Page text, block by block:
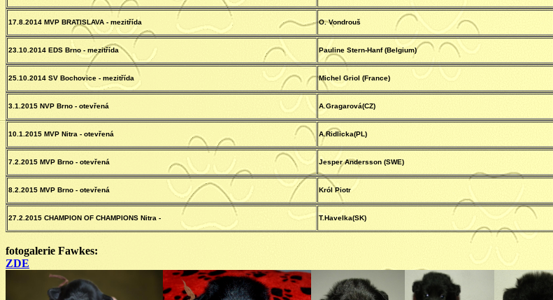
17.8.2014 MVP BRATISLAVA - mezitřída O. Vondrouš
23.10.2014 EDS Brno - mezitřída Pauline Stern-Hanf (Belgium)
25.10.2014 SV Bochovice - mezitřída Michel Griol (France)
3.1.2015 NVP Brno - otevřená A.Gragarová(CZ)
10.1.2015 MVP Nitra - otevřená A.Ridlicka(PL)
7.2.2015 MVP Brno - otevřená Jesper Andersson (SWE)
8.2.2015 MVP Brno - otevřená Król Piotr
27.2.2015 CHAMPION OF CHAMPIONS Nitra - T.Havelka(SK)
fotogalerie Fawkes:
ZDE